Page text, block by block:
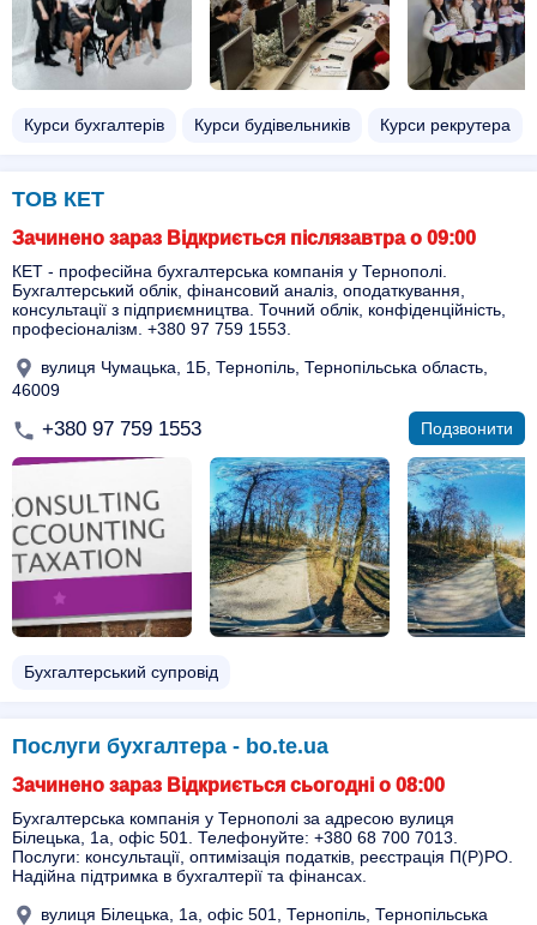
Курси бухгалтерів Курси будівельників Курси рекрутера
ТОВ КЕТ
Зачинено зараз Відкриється післязавтра о 09:00
КЕТ - професійна бухгалтерська компанія у Тернополі.
Бухгалтерський облік, фінансовий аналіз, оподаткування,
консультації з підприємництва. Точний облік, конфіденційність,
професіоналізм. +380 97 759 1553.
вулиця Чумацька, 1Б, Тернопіль, Тернопільська область,
46009
+380 97 759 1553 Подзвонити
Бухгалтерський супровід
Послуги бухгалтeра - bo.te.ua
Зачинено зараз Відкриється сьогодні о 08:00
Бухгалтерська компанія у Тернополі за адресою вулиця
Білецька, 1а, офіс 501. Телефонуйте: +380 68 700 7013.
Послуги: консультації, оптимізація податків, реєстрація П(Р)РО.
Надійна підтримка в бухгалтерії та фінансах.
вулиця Білецька, 1а, офіс 501, Тернопіль, Тернопільська